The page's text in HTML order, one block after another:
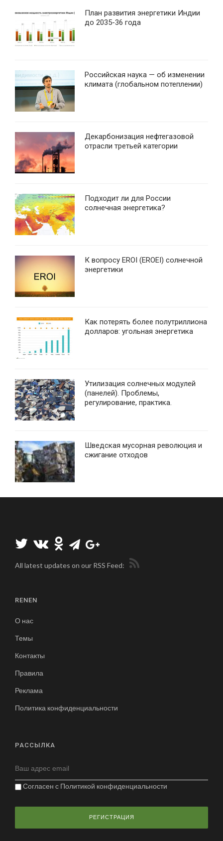
План развития энергетики Индии
до 2035-36 года
Российская наука — об изменении
климата (глобальном потеплении)
Декарбонизация нефтегазовой
отрасли третьей категории
Подходит ли для России
солнечная энергетика?
К вопросу EROI (EROEI) солнечной
энергетики
Как потерять более полутриллиона
долларов: угольная энергетика
Утилизация солнечных модулей
(панелей). Проблемы,
регулирование, практика.
Шведская мусорная революция и
сжигание отходов
All latest updates on our RSS Feed:
RENEN
О нас
Темы
Контакты
Правила
Реклама
Политика конфиденциальности
РАССЫЛКА
Согласен с Политикой конфиденциальности